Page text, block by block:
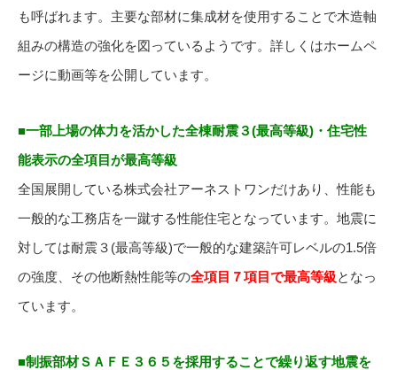
も呼ばれます。主要な部材に集成材を使用することで木造軸
組みの構造の強化を図っているようです。詳しくはホームペ
ージに動画等を公開しています。
■一部上場の体力を活かした全棟耐震３(最高等級)・住宅性
能表示の全項目が最高等級
全国展開している株式会社アーネストワンだけあり、性能も
一般的な工務店を一蹴する性能住宅となっています。地震に
対しては耐震３(最高等級)で一般的な建築許可レベルの1.5倍
の強度、その他断熱性能等の全項目７項目で最高等級となっ
ています。
■制振部材ＳＡＦＥ３６５を採用することで繰り返す地震を